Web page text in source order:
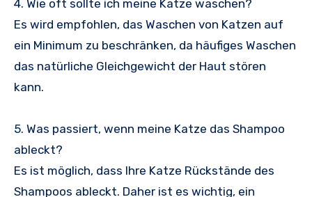
4. Wie oft sollte ich meine Katze waschen?
Es wird empfohlen, das Waschen von Katzen auf
ein Minimum zu beschränken, da häufiges Waschen
das natürliche Gleichgewicht der Haut stören
kann.
5. Was passiert, wenn meine Katze das Shampoo
ableckt?
Es ist möglich, dass Ihre Katze Rückstände des
Shampoos ableckt. Daher ist es wichtig, ein